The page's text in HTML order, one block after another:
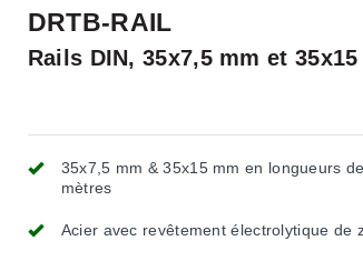
DRTB-RAIL
Rails DIN, 35x7,5 mm et
35x7,5 mm & 35x15 mm en longueurs
mètres
Acier avec revêtement électrolytique de